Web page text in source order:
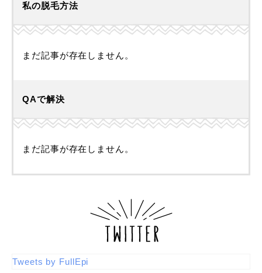
私の脱毛方法
まだ記事が存在しません。
QAで解決
まだ記事が存在しません。
Tweets by FullEpi